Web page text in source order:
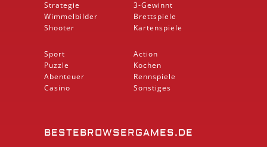
Strategie
Wimmelbilder
Shooter
3-Gewinnt
Brettspiele
Kartenspiele
Sport
Puzzle
Abenteuer
Casino
Action
Kochen
Rennspiele
Sonstiges
BESTEBROWSERGAMES.DE